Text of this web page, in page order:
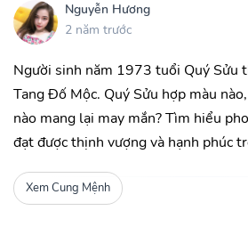
Nguyễn Hương
2 năm trước
Người sinh năm 1973 tuổi Quý Sửu
Tang Đố Mộc. Quý Sửu hợp màu
nào mang lại may mắn? Tìm hiểu
đạt được thịnh vượng và hạnh phúc
Xem Cung Mệnh